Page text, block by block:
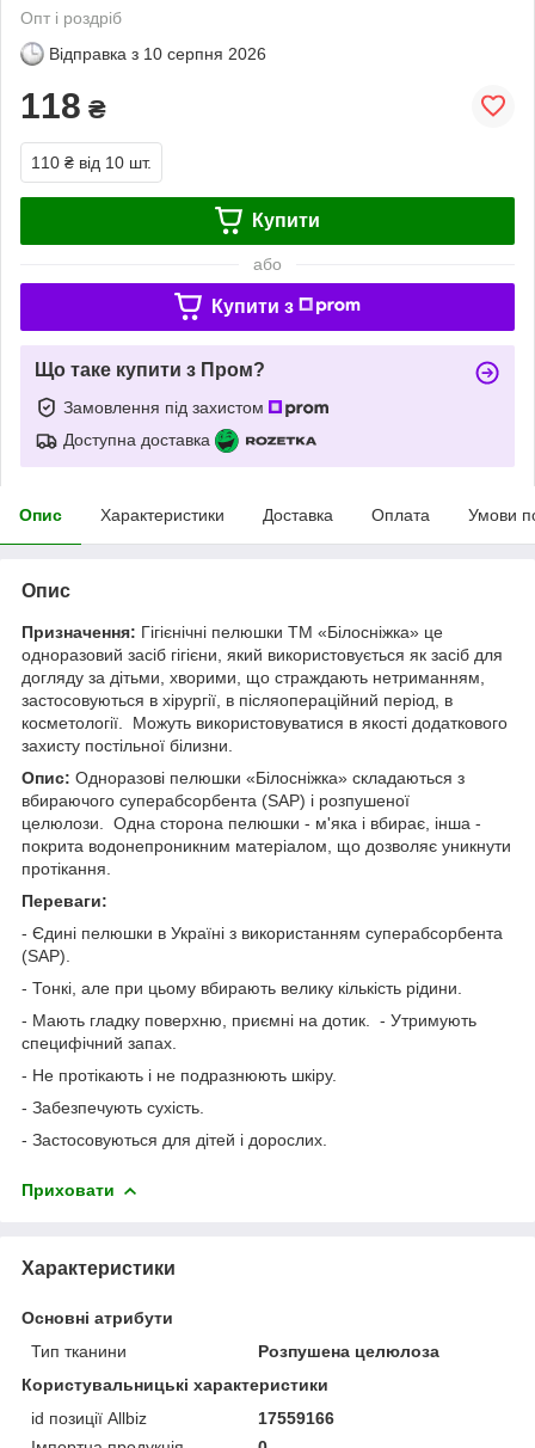
Опт і роздріб
Відправка з 10 серпня 2026
118 ₴
110 ₴ від 10 шт.
Купити
або
Купити з
Що таке купити з Пром?
Замовлення під захистом
Доступна доставка
Опис Характеристики Доставка Оплата Умови
Опис
Призначення: Гігієнічні пелюшки ТМ «Білосніжка» це
одноразовий засіб гігієни, який використовується як засіб для
догляду за дітьми, хворими, що страждають нетриманням,
застосовуються в хірургії, в післяопераційний період, в
косметології. Можуть використовуватися в якості додаткового
захисту постільної білизни.
Опис: Одноразові пелюшки «Білосніжка» складаються з
вбираючого суперабсорбента (SAP) і розпушеної
целюлози. Одна сторона пелюшки - м'яка і вбирає, інша -
покрита водонепроникним матеріалом, що дозволяє уникнути
протікання.
Переваги:
- Єдині пелюшки в Україні з використанням суперабсорбента
(SAP).
- Тонкі, але при цьому вбирають велику кількість рідини.
- Мають гладку поверхню, приємні на дотик. - Утримують
специфічний запах.
- Не протікають і не подразнюють шкіру.
- Забезпечують сухість.
- Застосовуються для дітей і дорослих.
Приховати
Характеристики
Основні атрибути
Тип тканини
Розпушена целюлоза
Користувальницькі характеристики
id позиції Allbiz
17559166